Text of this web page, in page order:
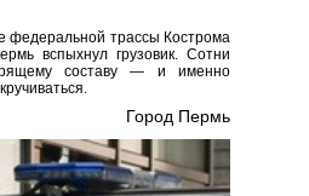
федеральной трассы Кострома
вспыхнул грузовик. Сотни
составу — и именно
Город Пермь